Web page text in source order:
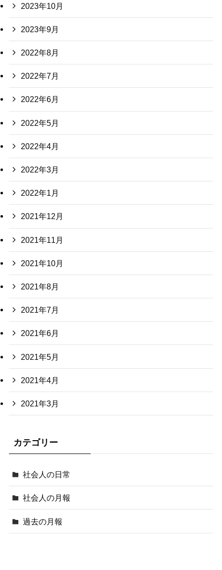
2023年10月
2023年9月
2022年8月
2022年7月
2022年6月
2022年5月
2022年4月
2022年3月
2022年1月
2021年12月
2021年11月
2021年10月
2021年8月
2021年7月
2021年6月
2021年5月
2021年4月
2021年3月
カテゴリー
社会人の日常
社会人の月報
過去の月報